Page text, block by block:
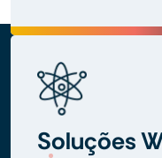
Soluções